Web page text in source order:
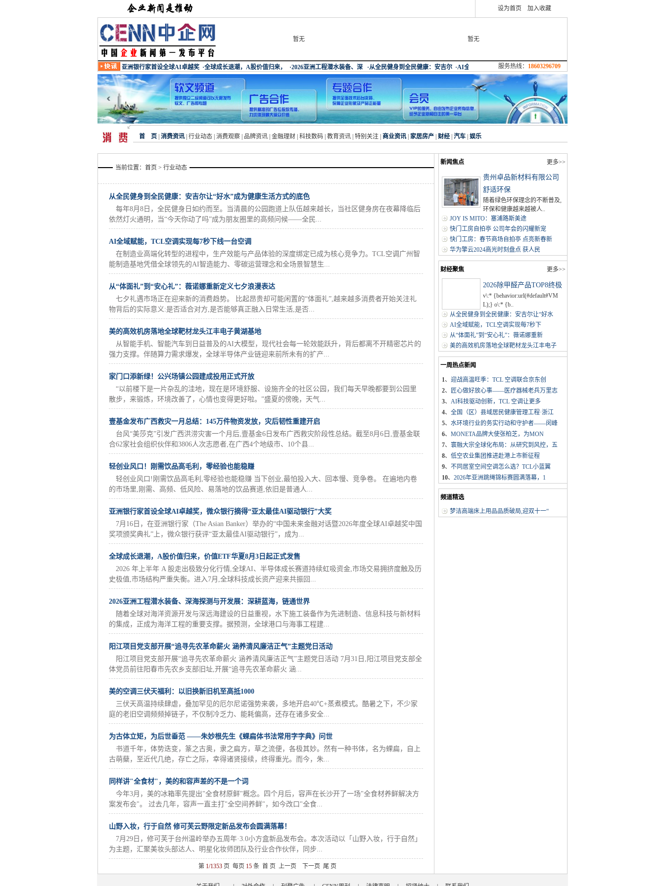
设为首页 加入收藏
暂无 暂无
服务热线： 18603296709
首 页 消费资讯 行业动态 消费观察 品牌资讯 金融理财 科技数码 教育资讯 特别关注 商业资讯 家居房产 财经 汽车 娱乐
当前位置： 首页 > 行业动态
从全民健身到全民健康：安吉尔让“好水”成为健康生活方式的底色
每年8月8日，全民健身日如约而至。当清晨的公园跑道上队伍越来越长，当社区健身房在夜幕降临后
依然灯火通明，当“今天你动了吗”成为朋友圈里的高频问候——全民...
AI全域赋能，TCL空调实现每7秒下线一台空调
在制造业高端化转型的进程中，生产效能与产品体验的深度绑定已成为核心竞争力。TCL空调广州智
能制造基地凭借全球领先的AI智造能力、零碳运营理念和全场景智慧生...
从“体面礼”到“安心礼”：薇诺娜重新定义七夕浪漫表达
七夕礼遇市场正在迎来新的消费趋势。 比起昂贵却可能闲置的“体面礼”,越来越多消费者开始关注礼
物背后的实际意义:是否适合对方,是否能够真正融入日常生活,是否...
美的高效机房落地全球靶材龙头江丰电子黄湖基地
从智能手机、智能汽车到日益普及的AI大模型，现代社会每一轮效能跃升，背后都离不开精密芯片的
强力支撑。伴随算力需求爆发，全球半导体产业链迎来前所未有的扩产...
家门口添新绿！公兴场镇公园建成投用正式开放
“以前楼下是一片杂乱的洼地，现在是环境舒服、设施齐全的社区公园，我们每天早晚都要到公园里
散步，来锻炼，环境改善了，心情也变得更好啦。”盛夏的傍晚，天气...
壹基金发布广西救灾一月总结：145万件物资发放，灾后韧性重建开启
台风“美莎克”引发广西洪涝灾害一个月后,壹基金6日发布广西救灾阶段性总结。截至8月6日,壹基金联
合62家社会组织伙伴和3806人次志愿者,在广西4个地级市、10个县...
轻创业风口！刚需饮品高毛利，零经验也能稳赚
轻创业风口!刚需饮品高毛利,零经验也能稳赚 当下创业,最怕投入大、回本慢、竞争卷。 在遍地内卷
的市场里,刚需、高频、低风险、易落地的饮品赛道,依旧是普通人...
亚洲银行家首设全球AI卓越奖，微众银行摘得“亚太最佳AI驱动银行”大奖
7月16日，在亚洲银行家（The Asian Banker）举办的“中国未来金融对话暨2026年度全球AI卓越奖中国
奖项颁奖典礼”上，微众银行获评“亚太最佳AI驱动银行”，成为...
全球成长退潮，A股价值归来，价值ETF华夏8月3日起正式发售
2026 年上半年 A 股走出极致分化行情,全球AI、半导体成长赛道持续虹吸资金,市场交易拥挤度触及历
史极值,市场结构严重失衡。进入7月,全球科技成长资产迎来共振回...
2026亚洲工程潜水装备、深海探测与开发展：深耕蓝海，链通世界
随着全球对海洋资源开发与深远海建设的日益重视，水下施工装备作为先进制造、信息科技与新材料
的集成，正成为海洋工程的重要支撑。据预测，全球港口与海事工程建...
阳江项目党支部开展“追寻先农革命薪火 涵养清风廉洁正气”主题党日活动
阳江项目党支部开展“追寻先农革命薪火 涵养清风廉洁正气”主题党日活动 7月31日,阳江项目党支部全
体党员前往阳春市先农乡支部旧址,开展“追寻先农革命薪火 涵...
美的空调三伏天福利：以旧换新旧机至高抵1000
三伏天高温持续肆虐，叠加罕见的厄尔尼诺强势来袭，多地开启40℃+蒸煮模式。酷暑之下，不少家
庭的老旧空调频频掉链子，不仅制冷乏力、能耗偏高，还存在诸多安全...
为古体立矩，为后世垂范 ——朱妙根先生《蜾扁体书法常用字字典》问世
书道千年，体势迭变，篆之古奥，隶之扁方，草之流便，各极其妙。然有一种书体，名为蜾扁，自上
古萌蘖，至近代几绝，存亡之际，幸得诸贤接续，终得重光。而今，朱...
同样讲"全食材"，美的和容声差的不是一个词
今年3月，美的冰箱率先提出"全食材原鲜"概念。四个月后，容声在长沙开了一场"全食材养鲜解决方
案发布会"。 过去几年，容声一直主打"全空间养鲜"，如今改口"全食...
山野入妆，行于自然 修可芙云野限定新品发布会圆满落幕！
7月29日，修可芙于台州温岭举办五周年·3.0小方盒新品发布会。本次活动以「山野入妆，行于自然」
为主题，汇聚美妆头部达人、明星化妆师团队及行业合作伙伴，同步...
第 1/1353 页 每页 15 条 首 页 上一页 下一页 尾 页
新闻焦点 更多>>
贵州卓品新材料有限公司
舒适环保
随着绿色环保理念的不断普及,
环保和健康越来越被人..
JOY IS MITO：塞浦路斯美途
快门工房自拍亭 公司年会的闪耀新宠
快门工房：春节商场自拍亭 点亮新春新
华为擎云2024高光时刻盘点 获人民
财经聚焦 更多>>
2026除甲醛产品TOP8终极
v\:* {behavior:url(#default#VM
L);} o\:* {b..
从全民健身到全民健康：安吉尔让“好水
AI全域赋能，TCL空调实现每7秒下
从“体面礼”到“安心礼”：薇诺娜重新
美的高效机房落地全球靶材龙头江丰电子
一周热点新闻
1、 迎战高温旺季：TCL 空调联合京东创
2、
匠心做好放心事——医疗器械老兵万里志
3、 AI科技驱动创新，TCL 空调让更多
4、 全国（区）县域居民健康管理工程·浙江
5、 水环境行业的务实行动和守护者——闵峰
6、 MONETA品牌大使张柏芝，为MON
7、 寰融大宗全球化布局：从研究到风控，五
8、 低空农业集团推进赴港上市新征程
9、 不同居室空间空调怎么选？TCL小蓝翼
10、 2026年亚洲跳绳锦标赛圆满落幕，1
频道精选
梦洁高端床上用品品质破局,迎双十一“